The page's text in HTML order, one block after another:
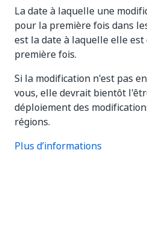
La date à laquelle une
pour la première fois dans
est la date à laquelle elle
première fois.
Si la modification n'est pas
vous, elle devrait bientôt
déploiement des
régions.
Plus d’informations